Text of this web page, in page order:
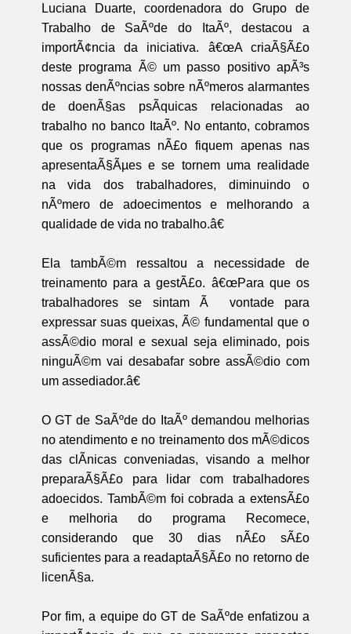
Luciana Duarte, coordenadora do Grupo de
Trabalho de SaÃºde do ItaÃº, destacou a
importÃ¢ncia da iniciativa. â€œA criaÃ§Ã£o
deste programa Ã© um passo positivo apÃ³s
nossas denÃºncias sobre nÃºmeros alarmantes
de doenÃ§as psÃ­quicas relacionadas ao
trabalho no banco ItaÃº. No entanto, cobramos
que os programas nÃ£o fiquem apenas nas
apresentaÃ§Ãµes e se tornem uma realidade
na vida dos trabalhadores, diminuindo o
nÃºmero de adoecimentos e melhorando a
qualidade de vida no trabalho.â€
Ela tambÃ©m ressaltou a necessidade de
treinamento para a gestÃ£o. â€œPara que os
trabalhadores se sintam Ã vontade para
expressar suas queixas, Ã© fundamental que o
assÃ©dio moral e sexual seja eliminado, pois
ninguÃ©m vai desabafar sobre assÃ©dio com
um assediador.â€
O GT de SaÃºde do ItaÃº demandou melhorias
no atendimento e no treinamento dos mÃ©dicos
das clÃ­nicas conveniadas, visando a melhor
preparaÃ§Ã£o para lidar com trabalhadores
adoecidos. TambÃ©m foi cobrada a extensÃ£o
e melhoria do programa Recomece,
considerando que 30 dias nÃ£o sÃ£o
suficientes para a readaptaÃ§Ã£o no retorno de
licenÃ§a.
Por fim, a equipe do GT de SaÃºde enfatizou a